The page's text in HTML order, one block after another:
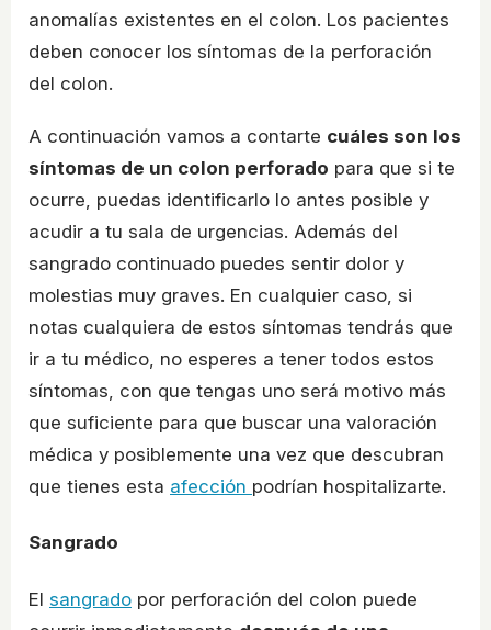
anomalías existentes en el colon. Los pacientes
deben conocer los síntomas de la perforación
del colon.
A continuación vamos a contarte cuáles son los
síntomas de un colon perforado para que si te
ocurre, puedas identificarlo lo antes posible y
acudir a tu sala de urgencias. Además del
sangrado continuado puedes sentir dolor y
molestias muy graves. En cualquier caso, si
notas cualquiera de estos síntomas tendrás que
ir a tu médico, no esperes a tener todos estos
síntomas, con que tengas uno será motivo más
que suficiente para que buscar una valoración
médica y posiblemente una vez que descubran
que tienes esta afección podrían hospitalizarte.
Sangrado
El sangrado por perforación del colon puede